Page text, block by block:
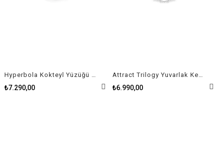
Hyperbola Kokteyl Yüzüğü Karbon Nötr Zirkonya Karışık Kesimler Çift Şerit Yeşil Rodyum Kaplama Yüzük
₺7.290,00
Attract Trilogy Yuvarlak Kesim Kadın Yüzük
₺6.990,00